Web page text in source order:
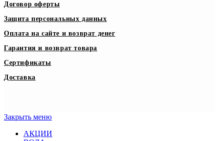
Договор оферты
Защита персональных данных
Оплата на сайте и возврат денег
Гарантия и возврат товара
Сертификаты
Доставка
Закрыть меню
АКЦИИ